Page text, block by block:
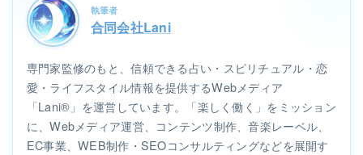
執筆者
合同会社Lani
専門家監修のもと、信頼できる占い・スピリチュアル・恋
愛・ライフスタイル情報を提供するWebメディア
「Lani®」を運営しています。「楽しく働く」をミッション
に、Webメディア運営、コンテンツ制作、音楽レーベル、
EC事業、WEB制作・SEOコンサルティングなどを展開す